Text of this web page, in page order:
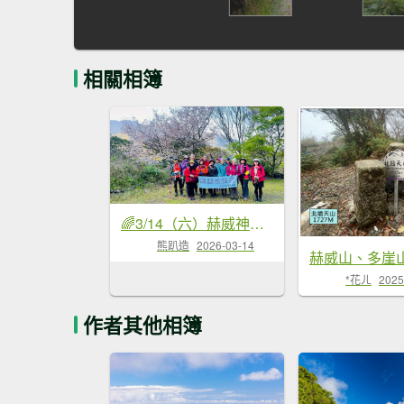
相關相簿
🌈3/14（六）赫威神木群+赫威山✨FB：熊熊趴爬走🌈
熊趴造 2026-03-14
*花ㄦ
作者其他相簿